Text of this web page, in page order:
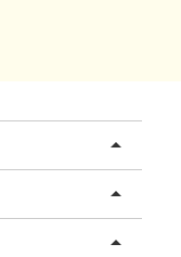
arrow_drop_up
arrow_drop_up
arrow_drop_up